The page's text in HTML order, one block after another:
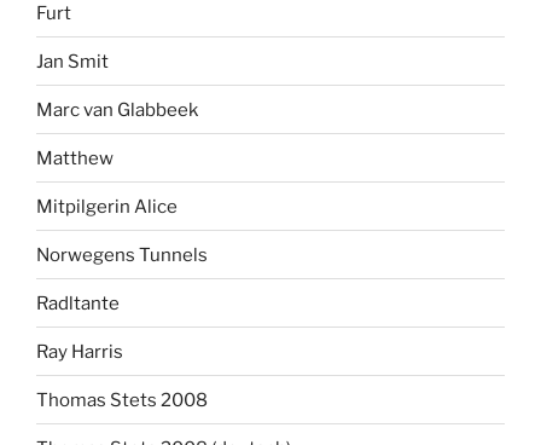
Furt
Jan Smit
Marc van Glabbeek
Matthew
Mitpilgerin Alice
Norwegens Tunnels
Radltante
Ray Harris
Thomas Stets 2008